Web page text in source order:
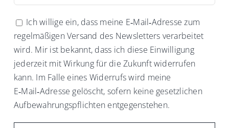
Ich willige ein, dass meine E‑Mail‑Adresse zum
regelmäßigen Versand des Newsletters verarbeitet
wird. Mir ist bekannt, dass ich diese Einwilligung
jederzeit mit Wirkung für die Zukunft widerrufen
kann. Im Falle eines Widerrufs wird meine
E‑Mail‑Adresse gelöscht, sofern keine gesetzlichen
Aufbewahrungspflichten entgegenstehen.